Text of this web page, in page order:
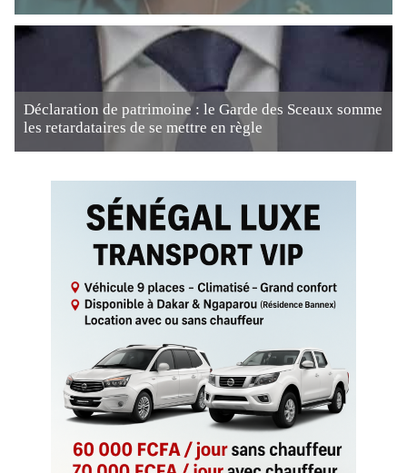
Déclaration de patrimoine : le Garde des Sceaux somme
les retardataires de se mettre en règle